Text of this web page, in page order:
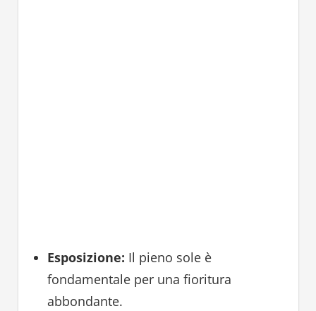
Esposizione: Il pieno sole è
fondamentale per una fioritura
abbondante.